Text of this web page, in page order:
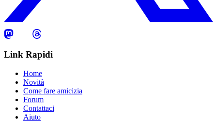
Link Rapidi
Home
Novità
Come fare amicizia
Forum
Contattaci
Aiuto